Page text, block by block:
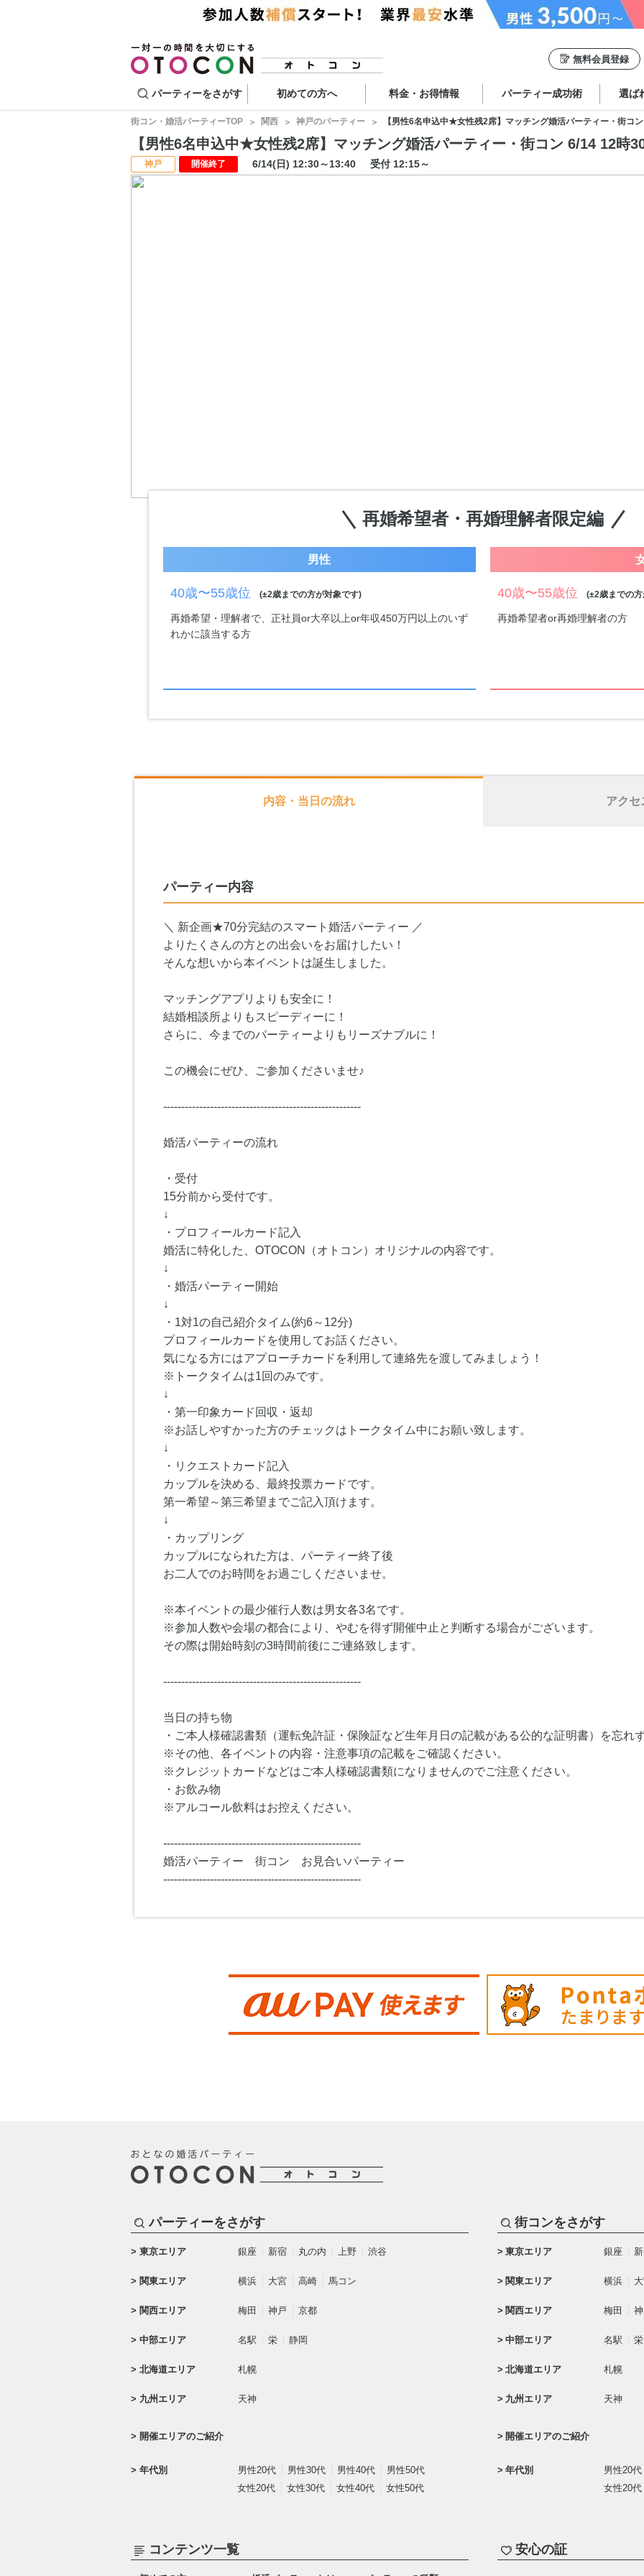
無料会員登録
パーティーをさがす 初めての方へ 料金・お得情報 パーティー成功術 選ば
街コン・婚活パーティーTOP 関西 神戸のパーティー 【男性6名申込中★女性残2席】マッチング婚活パーティー・街コ
【男性6名申込中★女性残2席】マッチング婚活パーティー・街コン 6/14 12時
神戸 開催終了 6/14(日) 12:30～13:40 受付 12:15～
再婚希望者・再婚理解者限定編
男性
40歳〜55歳位 (±2歳までの方が対象です)
再婚希望・理解者で、正社員or大卒以上or年収450万円以上のいず
れかに該当する方
40歳〜55歳位 (±2歳までの方
再婚希望者or再婚理解者の方
内容・当日の流れ アクセ
パーティー内容
＼ 新企画★70分完結のスマート婚活パーティー ／
よりたくさんの方との出会いをお届けしたい！
そんな想いから本イベントは誕生しました。
マッチングアプリよりも安全に！
結婚相談所よりもスピーディーに！
さらに、今までのパーティーよりもリーズナブルに！
この機会にぜひ、ご参加くださいませ♪
-------------------------------------------------------
婚活パーティーの流れ
・受付
15分前から受付です。
↓
・プロフィールカード記入
婚活に特化した、OTOCON（オトコン）オリジナルの内容です。
↓
・婚活パーティー開始
↓
・1対1の自己紹介タイム(約6～12分)
プロフィールカードを使用してお話ください。
気になる方にはアプローチカードを利用して連絡先を渡してみましょう！
※トークタイムは1回のみです。
↓
・第一印象カード回収・返却
※お話しやすかった方のチェックはトークタイム中にお願い致します。
↓
・リクエストカード記入
カップルを決める、最終投票カードです。
第一希望～第三希望までご記入頂けます。
↓
・カップリング
カップルになられた方は、パーティー終了後
お二人でのお時間をお過ごしくださいませ。
※本イベントの最少催行人数は男女各3名です。
※参加人数や会場の都合により、やむを得ず開催中止と判断する場合がございます。
その際は開始時刻の3時間前後にご連絡致します。
-------------------------------------------------------
当日の持ち物
・ご本人様確認書類（運転免許証・保険証など生年月日の記載がある公的な証明書）を忘れ
※その他、各イベントの内容・注意事項の記載をご確認ください。
※クレジットカードなどはご本人様確認書類になりませんのでご注意ください。
・お飲み物
※アルコール飲料はお控えください。
-------------------------------------------------------
婚活パーティー 街コン お見合いパーティー
-------------------------------------------------------
パーティーをさがす
東京エリア 銀座 新宿 丸の内 上野 渋谷
関東エリア 横浜 大宮 高崎 馬コン
関西エリア 梅田 神戸 京都
中部エリア 名駅 栄 静岡
北海道エリア 札幌
九州エリア 天神
開催エリアのご紹介
年代別 男性20代 男性30代 男性40代
男性50代
女性20代
女性30代 女性40代 女性50代
街コンをさがす
東京エリア 銀座
関東エリア 横浜
関西エリア 梅田
中部エリア 名駅 栄
北海道エリア 札幌
九州エリア 天神
開催エリアのご紹介
年代別 男性20代
女性20代
コンテンツ一覧 安心の証